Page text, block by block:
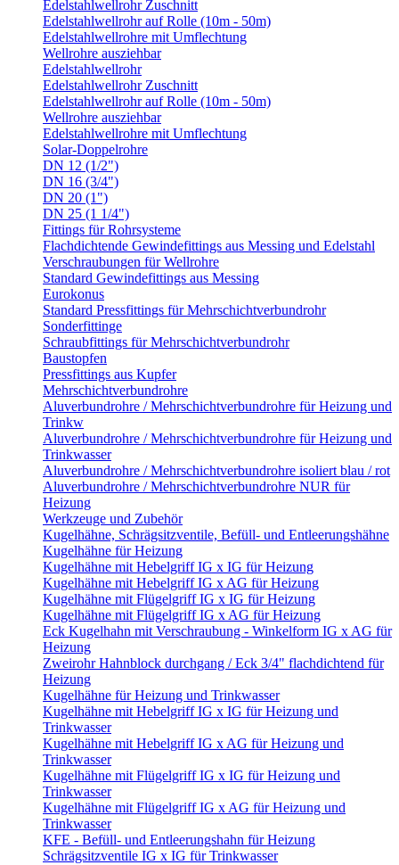
Edelstahlwellrohr Zuschnitt
Edelstahlwellrohr auf Rolle (10m - 50m)
Edelstahlwellrohre mit Umflechtung
Wellrohre ausziehbar
Edelstahlwellrohr
Edelstahlwellrohr Zuschnitt
Edelstahlwellrohr auf Rolle (10m - 50m)
Wellrohre ausziehbar
Edelstahlwellrohre mit Umflechtung
Solar-Doppelrohre
DN 12 (1/2")
DN 16 (3/4")
DN 20 (1")
DN 25 (1 1/4")
Fittings für Rohrsysteme
Flachdichtende Gewindefittings aus Messing und Edelstahl
Verschraubungen für Wellrohre
Standard Gewindefittings aus Messing
Eurokonus
Standard Pressfittings für Mehrschichtverbundrohr
Sonderfittinge
Schraubfittings für Mehrschichtverbundrohr
Baustopfen
Pressfittings aus Kupfer
Mehrschichtverbundrohre
Aluverbundrohre / Mehrschichtverbundrohre für Heizung und
Trinkw
Aluverbundrohre / Mehrschichtverbundrohre für Heizung und
Trinkwasser
Aluverbundrohre / Mehrschichtverbundrohre isoliert blau / rot
Aluverbundrohre / Mehrschichtverbundrohre NUR für
Heizung
Werkzeuge und Zubehör
Kugelhähne, Schrägsitzventile, Befüll- und Entleerungshähne
Kugelhähne für Heizung
Kugelhähne mit Hebelgriff IG x IG für Heizung
Kugelhähne mit Hebelgriff IG x AG für Heizung
Kugelhähne mit Flügelgriff IG x IG für Heizung
Kugelhähne mit Flügelgriff IG x AG für Heizung
Eck Kugelhahn mit Verschraubung - Winkelform IG x AG für
Heizung
Zweirohr Hahnblock durchgang / Eck 3/4" flachdichtend für
Heizung
Kugelhähne für Heizung und Trinkwasser
Kugelhähne mit Hebelgriff IG x IG für Heizung und
Trinkwasser
Kugelhähne mit Hebelgriff IG x AG für Heizung und
Trinkwasser
Kugelhähne mit Flügelgriff IG x IG für Heizung und
Trinkwasser
Kugelhähne mit Flügelgriff IG x AG für Heizung und
Trinkwasser
KFE - Befüll- und Entleerungshahn für Heizung
Schrägsitzventile IG x IG für Trinkwasser